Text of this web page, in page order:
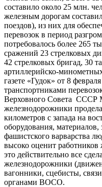
составило около 25 млн.
железным дорогам
поездов), из них для
перевозок в период
потребовалось более 265
сражений 23 стрелковых
42 стрелковых бригад, 30
артиллерийско-
газете «Гудок» от 8
транспортниками
Верховного Совета
железнодорожники
километров с запада на
оборудования,
фашистского варварства
высоко оценит
это действительно все
железнодорожники
вагонники, сцебисты,
органами ВОСО.